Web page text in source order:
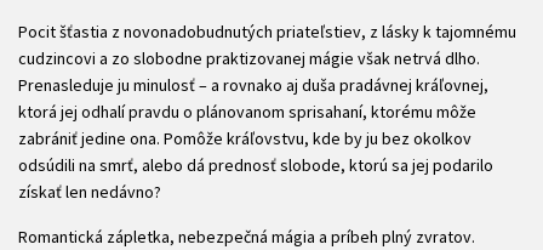
Pocit šťastia z novonadobudnutých priateľstiev, z lásky k tajomnému
cudzincovi a zo slobodne praktizovanej mágie však netrvá dlho.
Prenasleduje ju minulosť – a rovnako aj duša pradávnej kráľovnej,
ktorá jej odhalí pravdu o plánovanom sprisahaní, ktorému môže
zabrániť jedine ona. Pomôže kráľovstvu, kde by ju bez okolkov
odsúdili na smrť, alebo dá prednosť slobode, ktorú sa jej podarilo
získať len nedávno?
Romantická zápletka, nebezpečná mágia a príbeh plný zvratov.